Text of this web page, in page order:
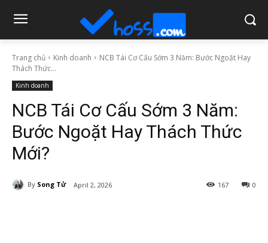
Trang chủ Kinh doanh
NCB Tái Cơ Cấu Sớm 3 Năm: Bước Ngoặt Hay
Thách Thức...
Kinh doanh
NCB Tái Cơ Cấu Sớm 3 Năm:
Bước Ngoặt Hay Thách Thức
Mới?
By Song Tử April 2, 2026 0
167